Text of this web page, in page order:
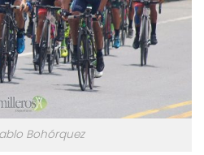
Bohórquez